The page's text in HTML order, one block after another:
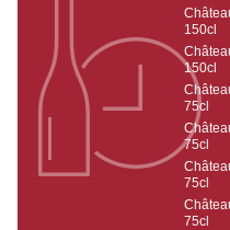
150cl
150cl
75cl
75cl
75cl
75cl